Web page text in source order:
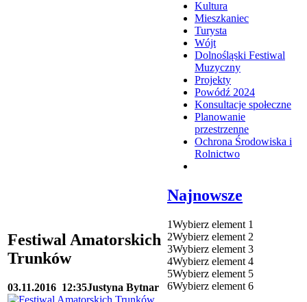
Festiwal Amatorskich
Trunków
03.11.2016 12:35Justyna Bytnar
Kultura
Mieszkaniec
Turysta
Wójt
Dolnośląski Festiwal
Muzyczny
Projekty
Powódź 2024
Konsultacje społeczne
Planowanie
przestrzenne
Ochrona Środowiska i
Rolnictwo
Najnowsze
1Wybierz element 1
2Wybierz element 2
3Wybierz element 3
4Wybierz element 4
5Wybierz element 5
6Wybierz element 6